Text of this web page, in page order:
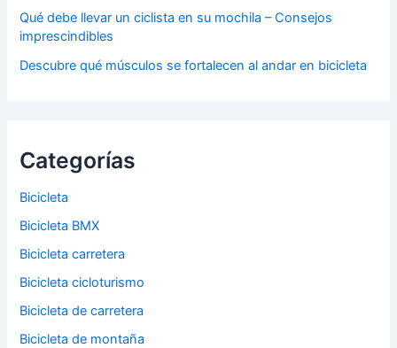
Qué debe llevar un ciclista en su mochila – Consejos
imprescindibles
Descubre qué músculos se fortalecen al andar en bicicleta
Categorías
Bicicleta
Bicicleta BMX
Bicicleta carretera
Bicicleta cicloturismo
Bicicleta de carretera
Bicicleta de montaña